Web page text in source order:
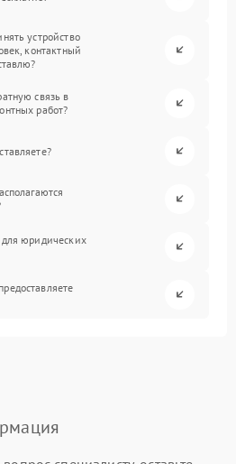
устройство
контактный
связь в
работ?
юридических